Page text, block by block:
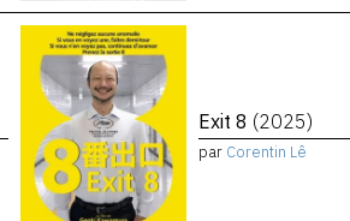
Exit 8 (2025)
par Corentin Lê